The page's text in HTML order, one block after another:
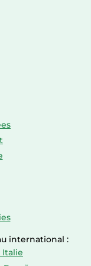
international :
Italie